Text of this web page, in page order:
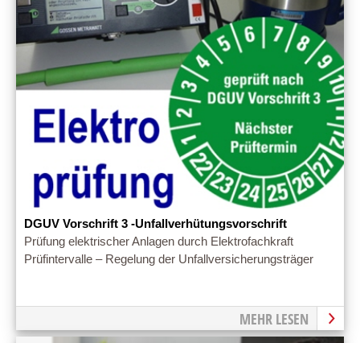
DGUV Vorschrift 3 -Unfallverhütungsvorschrift
Prüfung elektrischer Anlagen durch Elektrofachkraft
Prüfintervalle – Regelung der Unfallversicherungsträger
MEHR LESEN